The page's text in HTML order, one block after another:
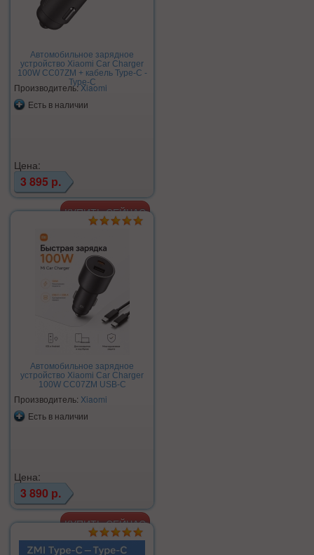
Автомобильное зарядное
устройство Xiaomi Car Charger
100W CC07ZM + кабель Type-C -
Type-C
Производитель:Xiaomi
Есть в наличии
Цена:
3 895 р.
Автомобильное зарядное
устройство Xiaomi Car Charger
100W CC07ZM USB-C
Производитель: Xiaomi
Есть в наличии
Цена:
3 890 р.